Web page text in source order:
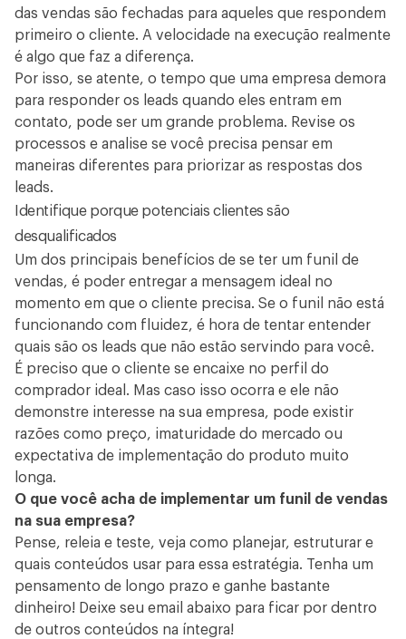
das vendas são fechadas para aqueles que respondem
primeiro o cliente. A velocidade na execução realmente
é algo que faz a diferença.
Por isso, se atente, o tempo que uma empresa demora
para responder os leads quando eles entram em
contato, pode ser um grande problema. Revise os
processos e analise se você precisa pensar em
maneiras diferentes para priorizar as respostas dos
leads.
Identifique porque potenciais clientes são
desqualificados
Um dos principais benefícios de se ter um funil de
vendas, é poder entregar a mensagem ideal no
momento em que o cliente precisa. Se o funil não está
funcionando com fluidez, é hora de tentar entender
quais são os leads que não estão servindo para você.
É preciso que o cliente se encaixe no perfil do
comprador ideal. Mas caso isso ocorra e ele não
demonstre interesse na sua empresa, pode existir
razões como preço, imaturidade do mercado ou
expectativa de implementação do produto muito
longa.
O que você acha de implementar um funil de vendas
na sua empresa?
Pense, releia e teste, veja como planejar, estruturar e
quais conteúdos usar para essa estratégia. Tenha um
pensamento de longo prazo e ganhe bastante
dinheiro! Deixe seu email abaixo para ficar por dentro
de outros conteúdos na íntegra!